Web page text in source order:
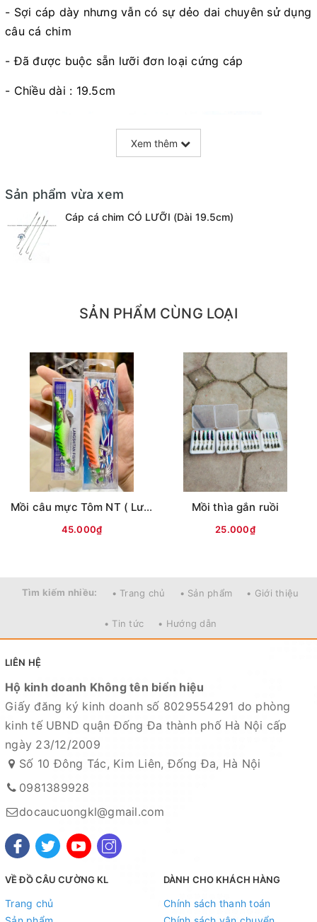
- Sợi cáp dày nhưng vẫn có sự dẻo dai chuyên sử dụng
câu cá chim
- Đã được buộc sẵn lưỡi đơn loại cứng cáp
- Chiều dài : 19.5cm
Xem thêm
Sản phẩm vừa xem
Cáp cá chim CÓ LƯỠI (Dài 19.5cm)
SẢN PHẨM CÙNG LOẠI
Mồi câu mực Tôm NT ( Lưng vằn )
45.000₫
Mồi thìa gắn ruồi
25.000₫
Tìm kiếm nhiều: • Trang chủ • Sản phẩm • Giới thiệu
• Tin tức • Hướng dẫn
LIÊN HỆ
Hộ kinh doanh Không tên biển hiệu
Giấy đăng ký kinh doanh số 8029554291 do phòng
kinh tế UBND quận Đống Đa thành phố Hà Nội cấp
ngày 23/12/2009
Số 10 Đông Tác, Kim Liên, Đống Đa, Hà Nội
0981389928
docaucuongkl@gmail.com
VỀ ĐỒ CÂU CƯỜNG KL
Trang chủ
DÀNH CHO KHÁCH HÀNG
Chính sách thanh toán